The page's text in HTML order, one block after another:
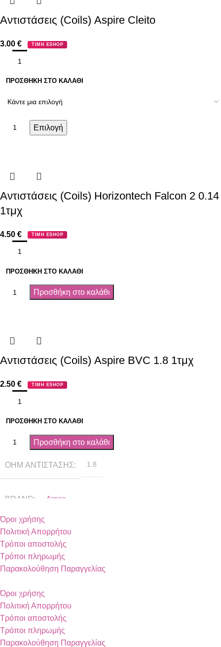
Αντιστάσεις (Coils) Aspire Cleito
3.00 € ΤΙΜΗ ESHOP
ΠΡΟΣΘΉΚΗ ΣΤΟ ΚΑΛΆΘΙ
Επιλογή
Αντιστάσεις (Coils) Horizontech Falcon 2 0.14
1τμχ
4.50 € ΤΙΜΗ ESHOP
ΠΡΟΣΘΉΚΗ ΣΤΟ ΚΑΛΆΘΙ
Προσθήκη στο καλάθι
Αντιστάσεις (Coils) Aspire BVC 1.8 1τμχ
2.50 € ΤΙΜΗ ESHOP
ΠΡΟΣΘΉΚΗ ΣΤΟ ΚΑΛΆΘΙ
Προσθήκη στο καλάθι
OHM ΑΝΤΊΣΤΑΣΗΣ 1.8
BRAND Aspire
Όροι χρήσης
Πολιτική Απορρήτου
Τρόποι αποστολής
Τρόποι πληρωμής
Παρακολούθηση Παραγγελίας
Όροι χρήσης
Πολιτική Απορρήτου
Τρόποι αποστολής
Τρόποι πληρωμής
Παρακολούθηση Παραγγελίας